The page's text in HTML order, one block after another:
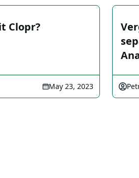
Clopr?
May 23, 2023